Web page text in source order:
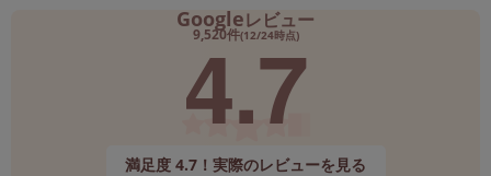
Googleレビュー
9,520件(12/24時点)
4.7
満足度 4.7！実際のレビューを見る